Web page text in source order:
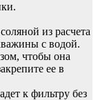
из расчета
с водой.
чтобы она
ее в
к фильтру без